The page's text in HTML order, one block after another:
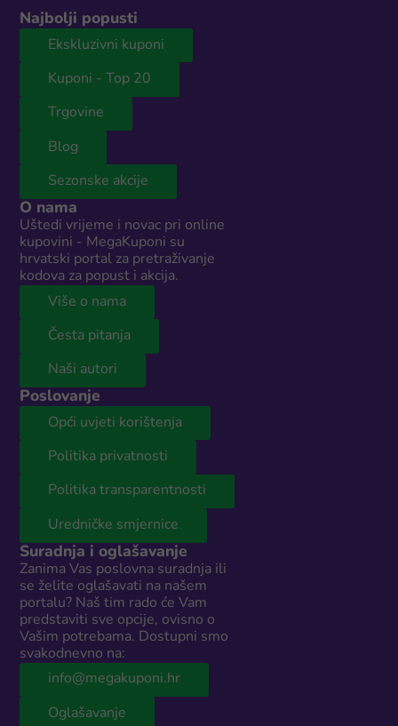
Najbolji popusti
Ekskluzivni kuponi
Kuponi - Top 20
Trgovine
Blog
Sezonske akcije
O nama
Uštedi vrijeme i novac pri online
kupovini - MegaKuponi su
hrvatski portal za pretraživanje
kodova za popust i akcija.
Više o nama
Česta pitanja
Naši autori
Poslovanje
Opći uvjeti korištenja
Politika privatnosti
Politika transparentnosti
Uredničke smjernice
Suradnja i oglašavanje
Zanima Vas poslovna suradnja ili
se želite oglašavati na našem
portalu? Naš tim rado će Vam
predstaviti sve opcije, ovisno o
Vašim potrebama. Dostupni smo
svakodnevno na:
info@megakuponi.hr
Oglašavanje